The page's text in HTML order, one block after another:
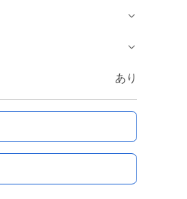
あり